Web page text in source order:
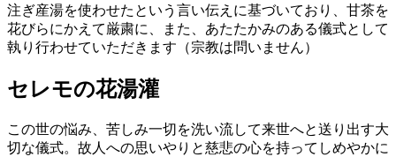
注ぎ産湯を使わせたという言い伝えに基づいており、甘茶を
花びらにかえて厳粛に、また、あたたかみのある儀式として
執り行わせていただきます（宗教は問いません）
セレモの花湯灌
この世の悩み、苦しみ一切を洗い流して来世へと送り出す大
切な儀式。故人への思いやりと慈悲の心を持ってしめやかに